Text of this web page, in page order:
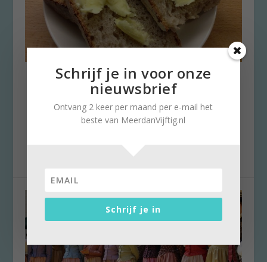
Over brood, boter en mijn
moeders voeding
Marlies Mielekamp |14 september 2016 |0
Wat stelden de lezers van Meerdanvijftig.nl het
Schrijf je in voor onze
nieuwsbrief
Ontvang 2 keer per maand per e-mail het
beste van MeerdanVijftig.nl
Schrijf je in